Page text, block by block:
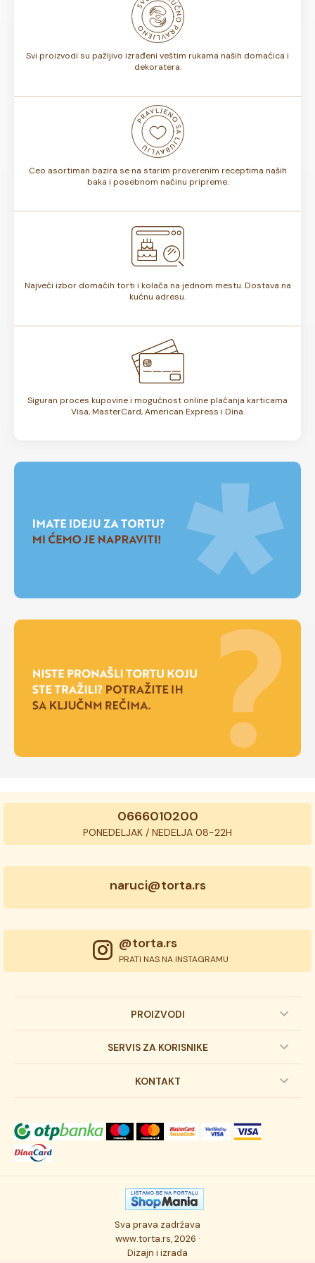
biti od 7 do 10 dana. Rok trajanja je istaknut na deklaraciji
Svi proizvodi su pažljivo izrađeni veštim rukama naših domaćica i
dekoratera.
Ceo asortiman bazira se na starim proverenim receptima naših
baka i posebnom načinu pripreme.
Najveći izbor domaćih torti i kolača na jednom mestu. Dostava na
kućnu adresu.
Siguran proces kupovine i mogućnost online plaćanja karticama
Visa, MasterCard, American Express i Dina.
0666010200
PONEDELJAK / NEDELJA 08-22H
naruci@torta.rs
@torta.rs
PRATI NAS NA INSTAGRAMU
PROIZVODI
Dečije torte
Svadbene torte
Torta klasici
Osmisli tortu
Ukusi torti
SERVIS ZA KORISNIKE
Prijava na newsletter
Dostava robe
Autorska prava
Politika privatnosti
Najčešće postavljana pitanja
KONTAKT
Novosti
Posao
Kontakt
Sva prava zadržava
www.torta.rs, 2026 ·
Dizajn i izrada